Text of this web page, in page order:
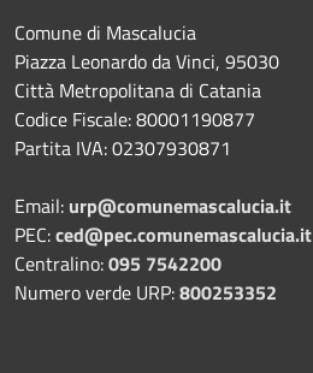
Comune di Mascalucia
Piazza Leonardo da Vinci, 95030
Città Metropolitana di Catania
Codice Fiscale: 80001190877
Partita IVA: 02307930871
Email: urp@comunemascalucia.it
PEC:ced@pec.comunemascalucia.it
Centralino:095 7542200
Numero verde URP:800253352